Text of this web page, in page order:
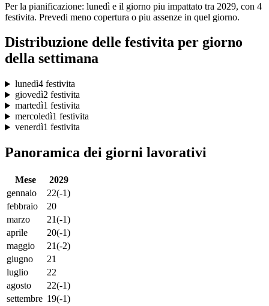
Per la pianificazione: lunedì e il giorno piu impattato tra 2029, con 4
festivita. Prevedi meno copertura o piu assenze in quel giorno.
Distribuzione delle festivita per giorno
della settimana
lunedì4 festivita
giovedì2 festivita
martedì1 festivita
mercoledì1 festivita
venerdì1 festivita
Panoramica dei giorni lavorativi
Mese
2029
gennaio
22(-1)
febbraio
20
marzo
21(-1)
aprile
20(-1)
maggio
21(-2)
giugno
21
luglio
22
agosto
22(-1)
settembre 19(-1)